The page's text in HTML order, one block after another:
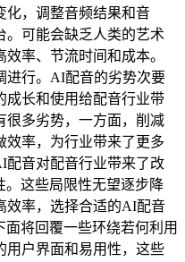
化，调整音频结果和音
。可能会缺乏人类的艺术
率、节流时间和成本。
进行。AI配音的劣势次要
成长和使用给配音行业带
很多劣势，一方面，削减
效率，为行业带来了更多
配音对配音行业带来了改
。这些局限性无望逐步降
效率，选择合适的AI配音
将回覆一些环绕若何利用
用户界面和易用性，这些